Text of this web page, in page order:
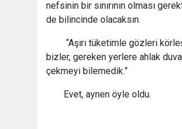
nefsinin bir sınırının olması
de bilincinde olacaksın.
“Aşırı tüketimle gözleri
bizler, gereken yerlere ahlak
çekmeyi bilemedik.”
Evet, aynen öyle oldu.